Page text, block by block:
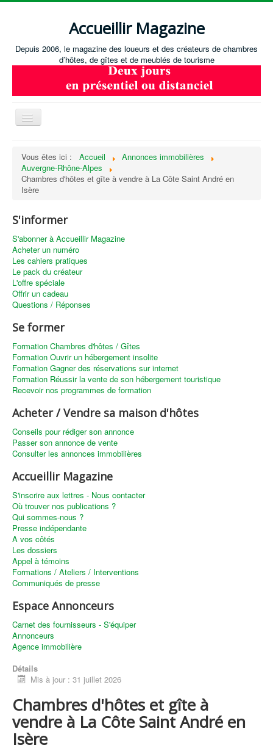
Accueillir Magazine
Depuis 2006, le magazine des loueurs et des créateurs de chambres
d’hôtes, de gîtes et de meublés de tourisme
Basculer
Créer / Ouvrir
Gérer
Recevoir les annonces immobilières / Nous contacter
Vous êtes ici : Accueil
Annonces immobilières
Auvergne-Rhône-Alpes
Chambres d'hôtes et gîte à vendre à La Côte Saint André en
Isère
S'informer
S'abonner à Accueillir Magazine
Acheter un numéro
Les cahiers pratiques
Le pack du créateur
L'offre spéciale
Offrir un cadeau
Questions / Réponses
Se former
Formation Chambres d'hôtes / Gîtes
Formation Ouvrir un hébergement insolite
Formation Gagner des réservations sur internet
Formation Réussir la vente de son hébergement touristique
Recevoir nos programmes de formation
Acheter / Vendre sa maison d'hôtes
Conseils pour rédiger son annonce
Passer son annonce de vente
Consulter les annonces immobilières
Accueillir Magazine
S'inscrire aux lettres - Nous contacter
Où trouver nos publications ?
Qui sommes-nous ?
Presse indépendante
A vos côtés
Les dossiers
Appel à témoins
Formations / Ateliers / Interventions
Communiqués de presse
Espace Annonceurs
Carnet des fournisseurs - S'équiper
Annonceurs
Agence immobilière
Détails
Mis à jour : 31 juillet 2026
Chambres d'hôtes et gîte à
vendre à La Côte Saint André en
Isère